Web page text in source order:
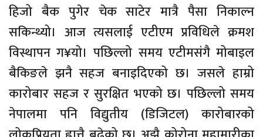
हिजो बैक पुगेर चेक साटेर मात्रै पैसा निकाल्न
सकिन्थ्यो। आज त्यसलाई एटीएम प्रविधिले क्रमश
विस्थापन ग¥यो। पछिल्लो समय एटीमसंगै मोबाइल
बैकिङले झनै सहज बनाइदिएको छ। जसले हाम्रो
कारोबार सहज र सुरक्षित भएको छ। पछिल्लो समय
नेपालमा पनि विद्युतीय (डिजिटल) कारोबारको